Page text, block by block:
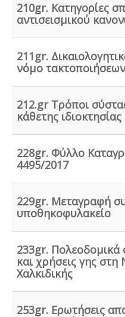
Συλλογή και
δραστηριότητα
επικίνδυνων αποβλήτων
της σχετικής άδειας.
την έγκριση της
οργάνωσης του δικτύου
Ανελκυστήρες
ανελκυστήρων
βεβαίωσης καταχώρησης
Συλλογή - μεταφορά
υποπροϊόντων -
διέπεται από τον
αδρανοποιημένα ζωικά
210gr. Κατηγορίες
αντισεισμικού
211gr.
νόμο
212.gr Τρόποι
κάθετης ιδιοκτησίας
228gr. Φύλλο
4495/2017
229gr. Μεταγραφή
υποθηκοφυλακείο
233gr. Πολεοδομικά
και χρήσεις γης στη
Χαλκιδικής
253gr. Ερωτήσεις